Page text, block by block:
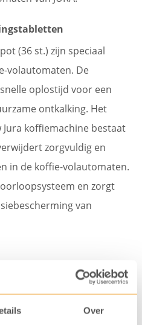
Over
(36 st.) zijn speciaal
volautomaten. De
oplostijd voor een
ontkalking. Het
koffiemachine bestaat
zorgvuldig en
in de koffie-volautomaten.
en zorgt
van